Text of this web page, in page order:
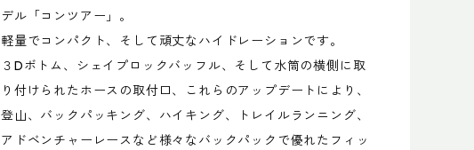
デル「コンツアー」。
軽量でコンパクト、そして頑丈なハイドレーションです。
３Dボトム、シェイプロックバッフル、そして水筒の横側に取
り付けられたホースの取付口、これらのアップデートにより、
登山、バックパッキング、ハイキング、トレイルランニング、
アドベンチャーレースなど様々なバックパックで優れたフィッ